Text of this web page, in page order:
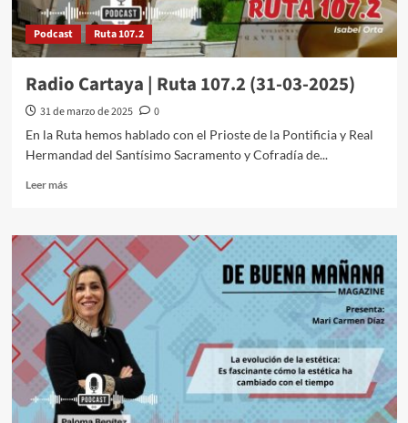
Podcast Ruta 107.2
Radio Cartaya | Ruta 107.2 (31-03-2025)
31 de marzo de 2025
0
En la Ruta hemos hablado con el Prioste de la Pontificia y Real
Hermandad del Santísimo Sacramento y Cofradía de...
Leer más